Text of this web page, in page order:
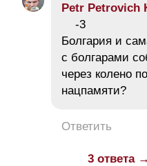
Petr Petrovich
-3
Болгария и
с болгарами
через колено
нацпамяти?
Ответить
3 ответа →